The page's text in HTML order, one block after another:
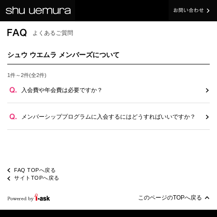
よくあるご質問
シュウ ウエムラ メンバーズについて
1件～2件(全2件)
入会費や年会費は必要ですか？
メンバーシッププログラムに入会するにはどうすればいいですか？
FAQ TOPへ戻る
サイトTOPへ戻る
このページのTOPへ戻る